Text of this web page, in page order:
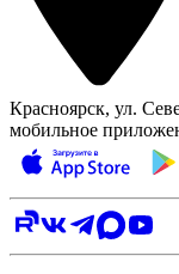
Красноярск, ул.
мобильное